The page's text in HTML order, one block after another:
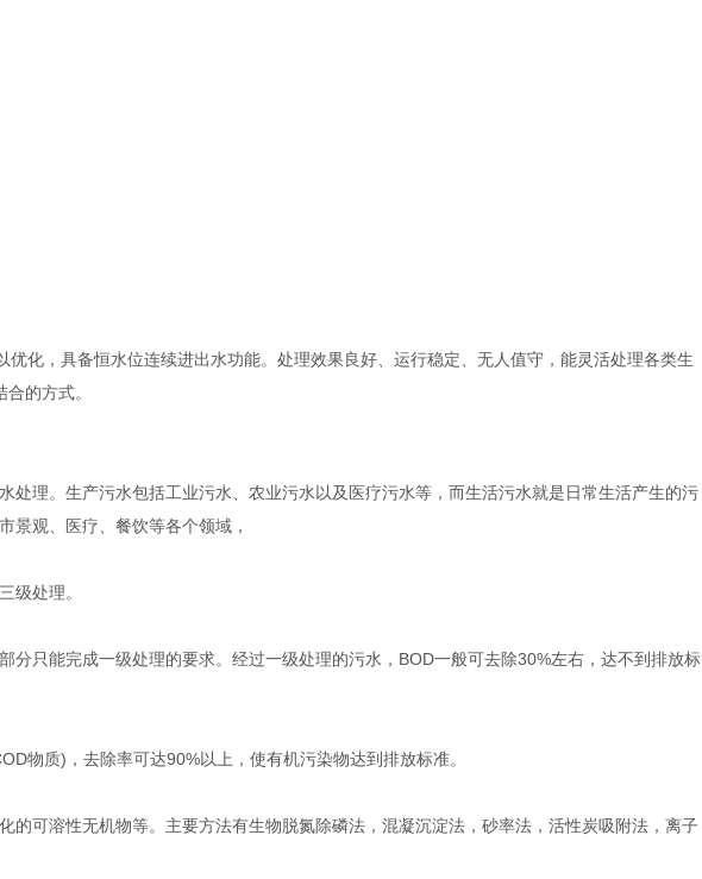
化，具备恒水位连续进出水功能。处理效果良好、运行稳定、无人值守，能灵活处理各类生
的方式。
。生产污水包括工业污水、农业污水以及医疗污水等，而生活污水就是日常生活产生的污
景观、医疗、餐饮等各个领域，
处理。
能完成一级处理的要求。经过一级处理的污水，BOD一般可去除30%左右，达不到排放标
质)，去除率可达90%以上，使有机污染物达到排放标准。
溶性无机物等。主要方法有生物脱氮除磷法，混凝沉淀法，砂率法，活性炭吸附法，离子